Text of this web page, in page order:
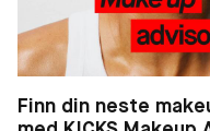
Finn din neste